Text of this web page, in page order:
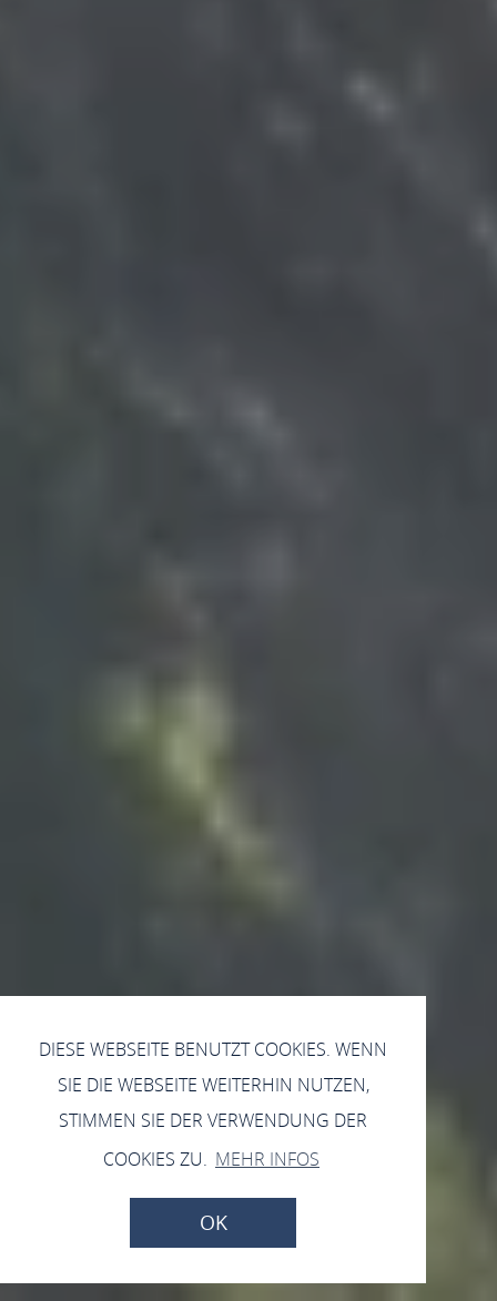
DIESE WEBSEITE BENUTZT COOKIES. WENN
SIE DIE WEBSEITE WEITERHIN NUTZEN,
STIMMEN SIE DER VERWENDUNG DER
COOKIES ZU. MEHR INFOS
OK